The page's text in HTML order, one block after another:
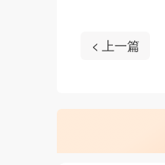
< 上一篇